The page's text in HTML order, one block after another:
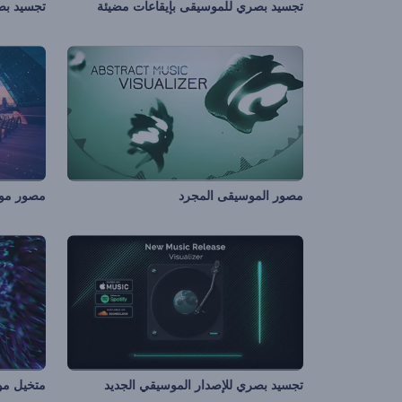
تجسيد بصري للموسيقى بإيقاعات مضيئة تجسيد
مصور الموسيقى المجرد مصور
تجسيد بصري للإصدار الموسيقي الجديد متخيل